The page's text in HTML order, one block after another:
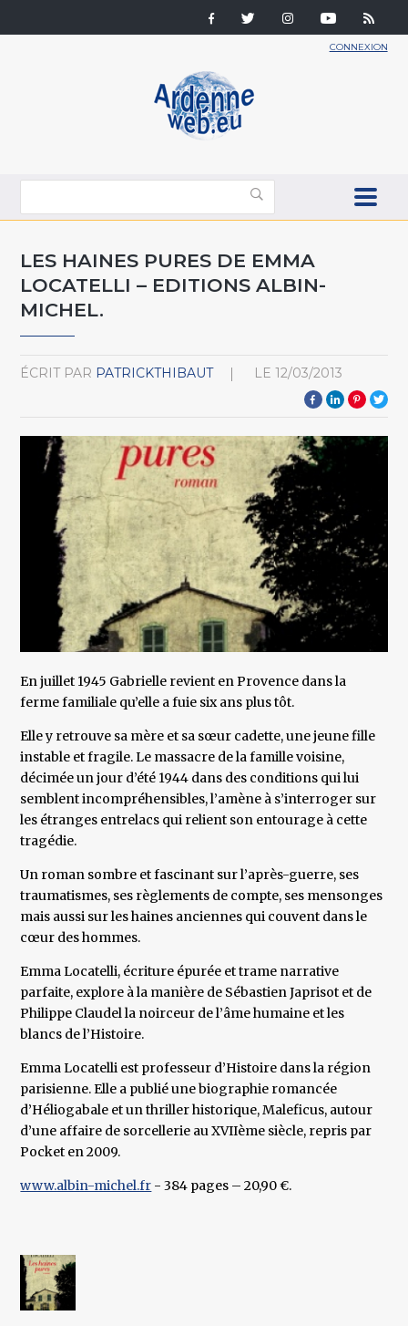
CONNEXION
LES HAINES PURES DE EMMA
LOCATELLI – EDITIONS ALBIN-
MICHEL.
ÉCRIT PAR PATRICKTHIBAUT LE 12/03/2013
En juillet 1945 Gabrielle revient en Provence dans la
ferme familiale qu’elle a fuie six ans plus tôt.
Elle y retrouve sa mère et sa sœur cadette, une jeune fille
instable et fragile. Le massacre de la famille voisine,
décimée un jour d’été 1944 dans des conditions qui lui
semblent incompréhensibles, l’amène à s’interroger sur
les étranges entrelacs qui relient son entourage à cette
tragédie.
Un roman sombre et fascinant sur l’après-guerre, ses
traumatismes, ses règlements de compte, ses mensonges
mais aussi sur les haines anciennes qui couvent dans le
cœur des hommes.
Emma Locatelli, écriture épurée et trame narrative
parfaite, explore à la manière de Sébastien Japrisot et de
Philippe Claudel la noirceur de l’âme humaine et les
blancs de l’Histoire.
Emma Locatelli est professeur d’Histoire dans la région
parisienne. Elle a publié une biographie romancée
d’Héliogabale et un thriller historique, Maleficus, autour
d’une affaire de sorcellerie au XVIIème siècle, repris par
Pocket en 2009.
www.albin-michel.fr - 384 pages – 20,90 €.